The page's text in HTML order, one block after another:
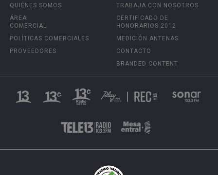
QUIÉNES SOMOS
ÁREA
COMERCIAL
POLÍTICAS COMERCIALES
PROVEEDORES
TRABAJA CON NOSOTROS
CERTIFICADO DE
HONORARIOS 2012
MEDICIÓN ANTENAS
CONTACTO
BRANDED CONTENT